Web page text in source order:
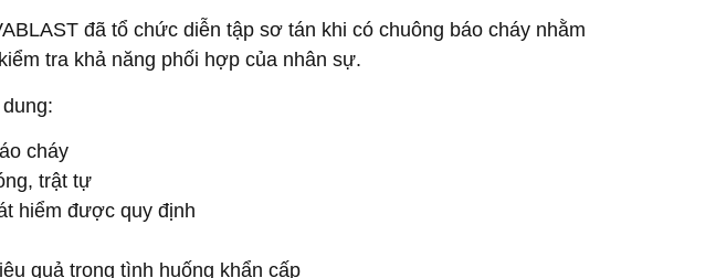
đã tổ chức diễn tập sơ tán khi có chuông báo cháy nhằm
tra khả năng phối hợp của nhân sự.
cháy
trật tự
hiểm được quy định
quả trong tình huống khẩn cấp